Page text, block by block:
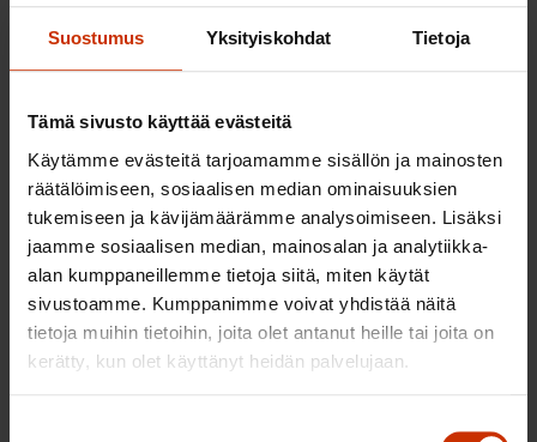
Suostumus Yksityiskohdat Tietoja
Tämä sivusto käyttää evästeitä
Käytämme evästeitä tarjoamamme sisällön ja mainosten
räätälöimiseen, sosiaalisen median ominaisuuksien
tukemiseen ja kävijämäärämme analysoimiseen. Lisäksi
jaamme sosiaalisen median, mainosalan ja analytiikka-
alan kumppaneillemme tietoja siitä, miten käytät
sivustoamme. Kumppanimme voivat yhdistää näitä
tietoja muihin tietoihin, joita olet antanut heille tai joita on
kerätty, kun olet käyttänyt heidän palvelujaan.
– Näkyviä onnistumisia ei vain tule joka päivä.
Tavallisesti työmme pysyy piilossa, kun se sujuu.
Viime aikoina Finnairilta on kuulunut lähinnä
huonoja uutisia. Yhtiöllä ja koko ilmailualalla on
ollut taloudellisesti tiukkaa. On tehty
säästöohjelmia. Väkeä on vähennetty.
Työntekijöiden kanssa on ollut erimielisyyksiä.
Finnairin tekniikkayhtiön Ilmailualan Unionia